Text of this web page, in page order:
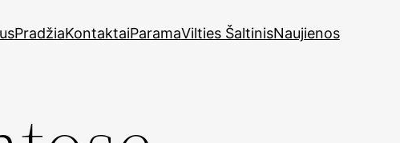
PradžiaKontaktaiParamaVilties ŠaltinisNaujienos